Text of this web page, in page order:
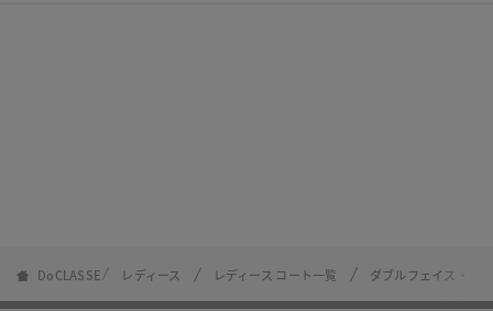
DoCLASSE レディース レディース コート一覧 ダブルフェイス・リ